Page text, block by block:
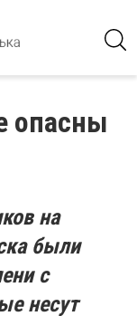
опасны
на
были
с
несут